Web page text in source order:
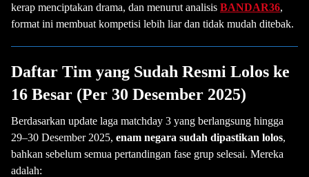
kerap menciptakan drama, dan menurut analisis BANDAR36,
format ini membuat kompetisi lebih liar dan tidak mudah ditebak.
Daftar Tim yang Sudah Resmi Lolos ke
16 Besar (Per 30 Desember 2025)
Berdasarkan update laga matchday 3 yang berlangsung hingga
29–30 Desember 2025, enam negara sudah dipastikan lolos,
bahkan sebelum semua pertandingan fase grup selesai. Mereka
adalah: